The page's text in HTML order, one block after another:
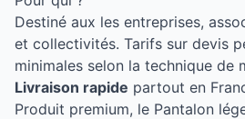
Destiné aux les entreprises,
et collectivités. Tarifs sur devis
minimales selon la technique de
Livraison rapide partout en
Produit premium, le Pantalon